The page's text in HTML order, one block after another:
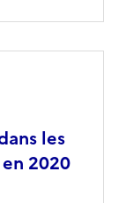
les
2020